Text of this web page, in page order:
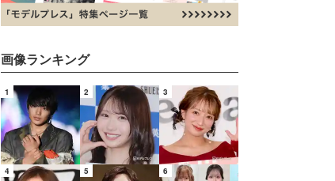
画像ランキング
1 2 3
4 5 6